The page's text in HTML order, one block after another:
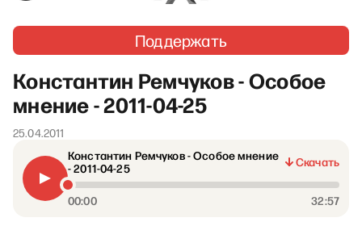
Поддержать
Константин Ремчуков - Особое
мнение - 2011-04-25
25.04.2011
Константин Ремчуков - Особое мнение
- 2011-04-25
Скачать
00:00 32:57